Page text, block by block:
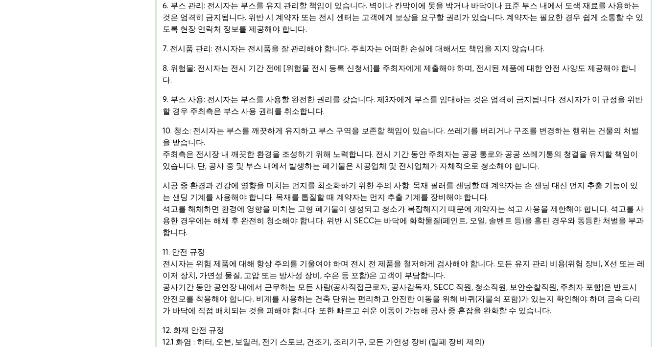
6. 부스 관리: 전시자는 부스를 유지 관리할 책임이 있습니다. 벽이나 칸막이에 못을 박거나 바닥이나 표준 부스 내에서 도색 재료를 사용하는
것은 엄격히 금지됩니다. 위반 시 계약자 또는 전시 센터는 고객에게 보상을 요구할 권리가 있습니다. 계약자는 필요한 경우 쉽게 소통할 수 있
도록 현장 연락처 정보를 제공해야 합니다.
7. 전시품 관리: 전시자는 전시품을 잘 관리해야 합니다. 주최자는 어떠한 손실에 대해서도 책임을 지지 않습니다.
8. 위험물: 전시자는 전시 기간 전에 [위험물 전시 등록 신청서]를 주최자에게 제출해야 하며, 전시된 제품에 대한 안전 사양도 제공해야 합니
다.
9. 부스 사용: 전시자는 부스를 사용할 완전한 권리를 갖습니다. 제3자에게 부스를 임대하는 것은 엄격히 금지됩니다. 전시자가 이 규정을 위반
할 경우 주최측은 부스 사용 권리를 취소합니다.
10. 청소: 전시자는 부스를 깨끗하게 유지하고 부스 구역을 보존할 책임이 있습니다. 쓰레기를 버리거나 구조를 변경하는 행위는 건물의 처벌
을 받습니다.
주최측은 전시장 내 깨끗한 환경을 조성하기 위해 노력합니다. 전시 기간 동안 주최자는 공공 통로와 공공 쓰레기통의 청결을 유지할 책임이
있습니다. 단, 공사 중 및 부스 내에서 발생하는 폐기물은 시공업체 및 전시업체가 자체적으로 청소해야 합니다.
시공 중 환경과 건강에 영향을 미치는 먼지를 최소화하기 위한 주의 사항: 목재 필러를 샌딩할 때 계약자는 손 샌딩 대신 먼지 추출 기능이 있
는 샌딩 기계를 사용해야 합니다. 목재를 톱질할 때 계약자는 먼지 추출 기계를 장비해야 합니다.
석고를 해체하면 환경에 영향을 미치는 고형 폐기물이 생성되고 청소가 복잡해지기 때문에 계약자는 석고 사용을 제한해야 합니다. 석고를 사
용한 경우에는 해체 후 완전히 청소해야 합니다. 위반 시 SECC는 바닥에 화학물질(페인트, 오일, 솔벤트 등)을 흘린 경우와 동등한 처벌을 부과
합니다.
11. 안전 규정
전시자는 위험 제품에 대해 항상 주의를 기울여야 하며 전시 전 제품을 철저하게 검사해야 합니다. 모든 유지 관리 비용(위험 장비, X선 또는 레
이저 장치, 가연성 물질, 고압 또는 방사성 장비, 수은 등 포함)은 고객이 부담합니다.
공사기간 동안 공연장 내에서 근무하는 모든 사람(공사직접근로자, 공사감독자, SECC 직원, 청소직원, 보안순찰직원, 주최자 포함)은 반드시
안전모를 착용해야 합니다. 비계를 사용하는 건축 단위는 편리하고 안전한 이동을 위해 바퀴(자물쇠 포함)가 있는지 확인해야 하며 금속 다리
가 바닥에 직접 배치되는 것을 피해야 합니다. 또한 빠르고 쉬운 이동이 가능해 공사 중 혼잡을 완화할 수 있습니다.
12. 화재 안전 규정
12.1 화염 : 히터, 오븐, 보일러, 전기 스토브, 건조기, 조리기구, 모든 가연성 장비 (밀폐 장비 제외)